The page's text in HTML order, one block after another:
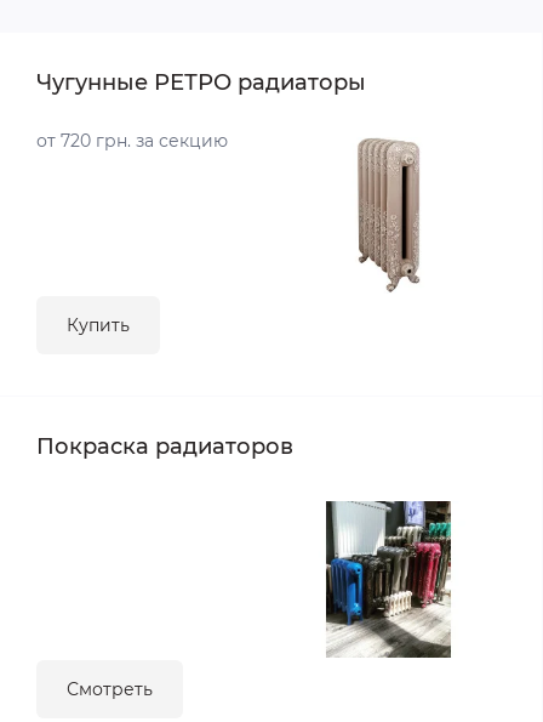
Чугунные РЕТРО радиаторы
от 720 грн. за секцию
Купить
Покраска радиаторов
Смотреть